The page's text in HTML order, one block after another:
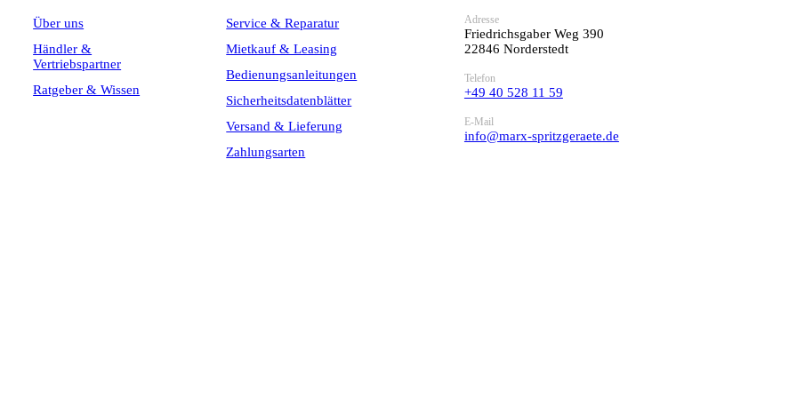
Über uns
Händler &
Vertriebspartner
Ratgeber & Wissen
Service & Reparatur
Mietkauf & Leasing
Bedienungsanleitungen
Sicherheitsdatenblätter
Versand & Lieferung
Zahlungsarten
Adresse
Friedrichsgaber Weg 390
22846 Norderstedt
Telefon
+49 40 528 11 59
E-Mail
info@marx-spritzgeraete.de